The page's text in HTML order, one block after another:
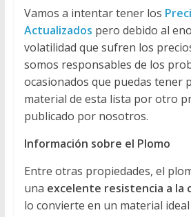
Vamos a intentar tener los
Actualizados pero debido al
volatilidad que sufren los
somos responsables de los
ocasionados que puedas tener
material de esta lista por otro
publicado por nosotros.
Información sobre el Plomo
Entre otras propiedades, el
una excelente resistencia a la
lo convierte en un material